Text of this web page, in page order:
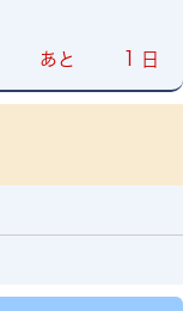
あと 1 日